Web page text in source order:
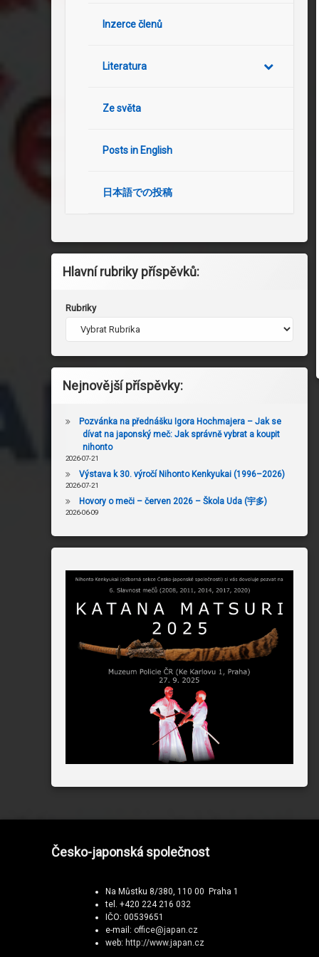
Inzerce členů
Literatura
Ze světa
Posts in English
日本語での投稿
Hlavní rubriky příspěvků:
Rubriky
Nejnovější příspěvky:
Pozvánka na přednášku Igora Hochmajera – Jak se
dívat na japonský meč: Jak správně vybrat a koupit
nihonto
2026-07-21
Výstava k 30. výročí Nihonto Kenkyukai (1996–2026)
2026-07-21
Hovory o meči – červen 2026 – Škola Uda (宇多)
2026-06-09
Česko-japonská společnost
Na Můstku 8/380, 110 00 Praha 1
tel. +420 224 216 032
IČO: 00539651
e-mail: office@japan.cz
web: http://www.japan.cz